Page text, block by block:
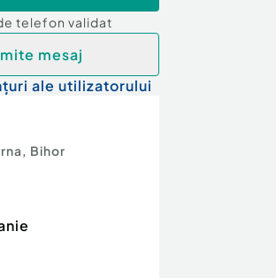
telefon validat
mesaj
ale utilizatorului
, Bihor